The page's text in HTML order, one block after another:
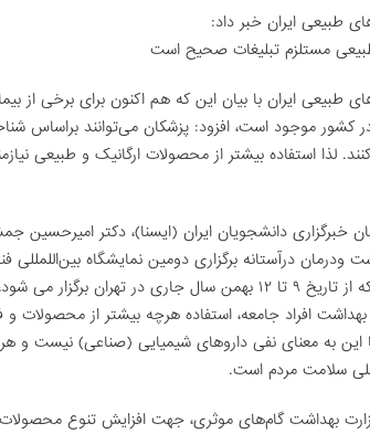
طبیعی ایران خبر داد:
مستلزم تبلیغات صحیح است
طبیعی ایران با بیان این که هم اکنون برای برخی از
کشور موجود است، افزود: پزشکان می‌توانند براساس
لذا استفاده بیشتر از محصولات ارگانیک و طبیعی
خبرگزاری دانشجویان ایران (ایسنا)، دکتر امیرحسین
ودرمان درآستانه برگزاری دومین نمایشگاه
ارگانیک، گیاهی وترکیبات طبیعی که از تاریخ ۹ تا ۱۲ بهمن سال جاری در تهران
افراد جامعه، استفاده هرچه بیشتر از محصولات و
این به معنای نفی داروهای شیمیایی (صناعی) نیست و
سلامت مردم است.
بهداشت گام‌های موثری، جهت افزایش تنوع